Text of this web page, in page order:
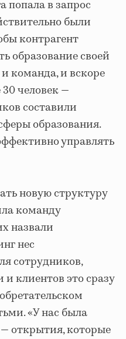
попала в запрос
были
контрагент
образование своей
команда, и вскоре
человек —
составили
образования.
управлять
новую структуру
команду
назвали
нес
сотрудников,
клиентов это сразу
«У нас была
— открытия, которые